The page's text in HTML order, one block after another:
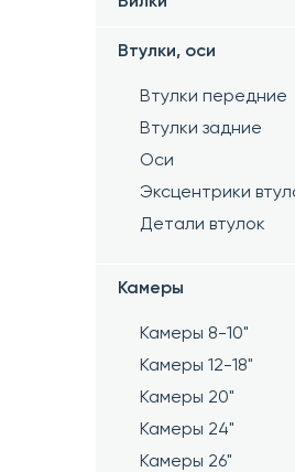
Втулки, оси
Втулки передние
Втулки задние
Оси
Эксцентрики
Детали втулок
Камеры
Камеры 8-10"
Камеры 12-18"
Камеры 20"
Камеры 24"
Камеры 26"